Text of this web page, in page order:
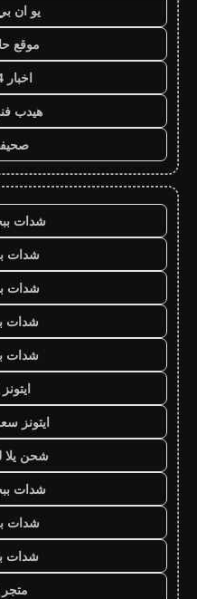
يو ان
موقع
اخبار 24 ساعة
هيدب
شدات
شدات
شدات
شدات
شدات
ايتونز
شحن يلا
شدات
شدات
شدات